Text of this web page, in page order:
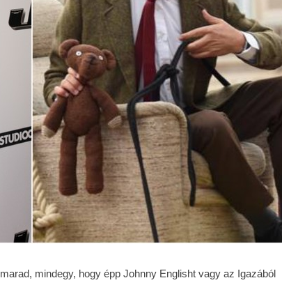
marad, mindegy, hogy épp Johnny Englisht vagy az Igazából